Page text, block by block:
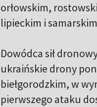
orłowskim,
lipieckim i
Dowódca sił
ukraińskie drony
biełgorodzkim, w
pierwszego ataku